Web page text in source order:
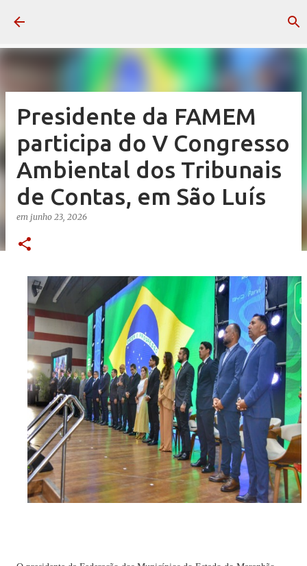
Presidente da FAMEM
participa do V Congresso
Ambiental dos Tribunais
de Contas, em São Luís
em junho 23, 2026